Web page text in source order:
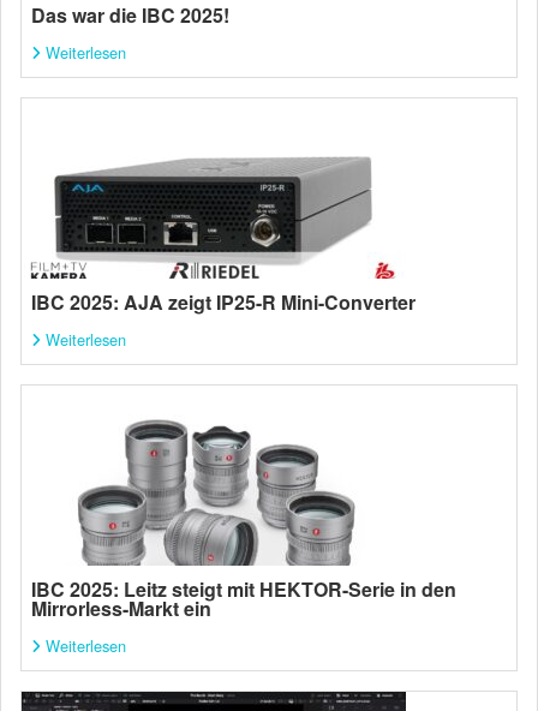
Das war die IBC 2025!
Weiterlesen
IBC 2025: AJA zeigt IP25-R Mini-Converter
Weiterlesen
IBC 2025: Leitz steigt mit HEKTOR-Serie in den
Mirrorless-Markt ein
Weiterlesen